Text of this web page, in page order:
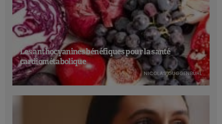
Les anthocyanines bénéfiques pour la santé
cardiométabolique
NICOLAS GUGGENBÜHL